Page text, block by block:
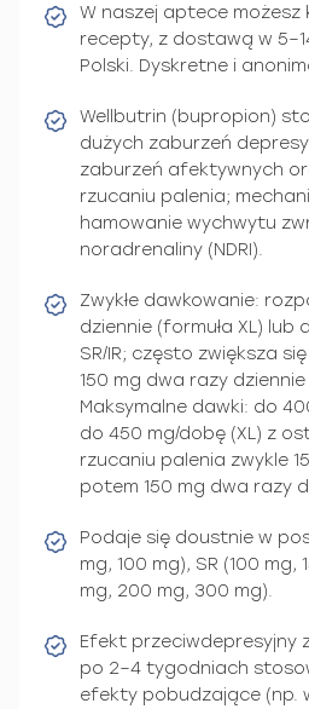
W naszej aptece możesz
recepty, z dostawą w
Polski. Dyskretne i
Wellbutrin (bupropion)
dużych zaburzeń
zaburzeń afektywnych
rzucaniu palenia;
hamowanie wychwytu
noradrenaliny (NDRI).
Zwykłe dawkowanie:
dziennie (formuła XL) lub
SR/IR; często zwiększa
150 mg dwa razy dziennie
Maksymalne dawki: do
do 450 mg/dobę (XL) z
rzucaniu palenia zwykle
potem 150 mg dwa razy
Podaje się doustnie w
mg, 100 mg), SR (100 mg,
mg, 200 mg, 300 mg).
Efekt przeciwdepresyjny
po 2–4 tygodniach
efekty pobudzające (np.